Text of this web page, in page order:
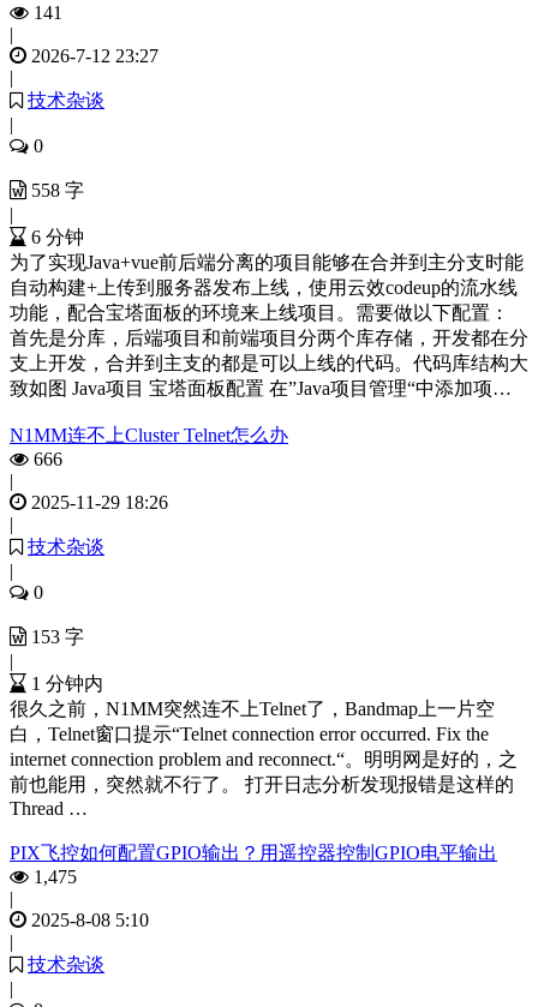
141
|
2026-7-12 23:27
|
技术杂谈
|
0
558 字
|
6 分钟
为了实现Java+vue前后端分离的项目能够在合并到主分支时能
自动构建+上传到服务器发布上线，使用云效codeup的流水线
功能，配合宝塔面板的环境来上线项目。需要做以下配置：
首先是分库，后端项目和前端项目分两个库存储，开发都在分
支上开发，合并到主支的都是可以上线的代码。代码库结构大
致如图 Java项目 宝塔面板配置 在”Java项目管理“中添加项…
N1MM连不上Cluster Telnet怎么办
666
|
2025-11-29 18:26
|
技术杂谈
|
0
153 字
|
1 分钟内
很久之前，N1MM突然连不上Telnet了，Bandmap上一片空
白，Telnet窗口提示“Telnet connection error occurred. Fix the
internet connection problem and reconnect.“。明明网是好的，之
前也能用，突然就不行了。 打开日志分析发现报错是这样的
Thread …
PIX飞控如何配置GPIO输出？用遥控器控制GPIO电平输出
1,475
|
2025-8-08 5:10
|
技术杂谈
|